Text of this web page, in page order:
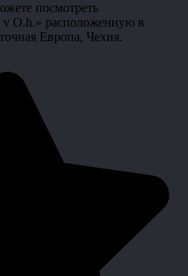
посмотреть
O.h.» расположенную в
Европа, Чехия.